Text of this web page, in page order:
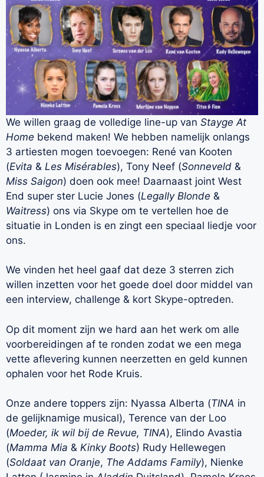
We willen graag de volledige line-up van Stayge At
Home bekend maken! We hebben namelijk onlangs
3 artiesten mogen toevoegen: René van Kooten
(Evita & Les Misérables), Tony Neef (Sonneveld &
Miss Saigon) doen ook mee! Daarnaast joint West
End super ster Lucie Jones (Legally Blonde &
Waitress) ons via Skype om te vertellen hoe de
situatie in Londen is en zingt een speciaal liedje voor
ons.
We vinden het heel gaaf dat deze 3 sterren zich
willen inzetten voor het goede doel door middel van
een interview, challenge & kort Skype-optreden.
Op dit moment zijn we hard aan het werk om alle
voorbereidingen af te ronden zodat we een mega
vette aflevering kunnen neerzetten en geld kunnen
ophalen voor het Rode Kruis.
Onze andere toppers zijn: Nyassa Alberta (TINA in
de gelijknamige musical), Terence van der Loo
(Moeder, ik wil bij de Revue, TINA), Elindo Avastia
(Mamma Mia & Kinky Boots) Rudy Hellewegen
(Soldaat van Oranje, The Addams Family), Nienke